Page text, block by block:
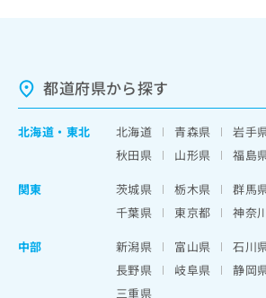
都道府県から探す
北海道 ・ 東北 北海道 青森県 岩手
秋田県
山形県
福島
関東
茨城県 栃木県 群馬
千葉県
東京都 神奈
中部
新潟県 富山県 石川
長野県
岐阜県 静岡
三重県